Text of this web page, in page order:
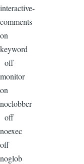
interactive-
comments
on
keyword
off
monitor
on
noclobber
off
noexec
off
noglob